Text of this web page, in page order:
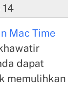
Mac Time
dapat
memulihkan